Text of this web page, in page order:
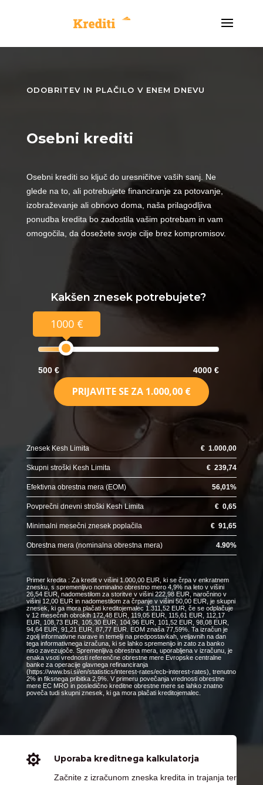
ODOBRITEV IN PLAČILO V ENEM DNEVU
Osebni krediti
Osebni krediti so ključ do uresničitve vaših sanj. Ne
glede na to, ali potrebujete financiranje za potovanje,
izobraževanje ali obnovo doma, naša prilagodljiva
ponudba kredita bo zadostila vašim potrebam in vam
omogočila, da dosežete svoje cilje brez kompromisov.
Kakšen znesek potrebujete?
1000 €
500 € 4000 €
PRIJAVITE SE ZA 1.000,00 €
Znesek Kesh Limita €1.000,00
Skupni stroški Kesh Limita €239,74
Efektivna obrestna mera (EOM) 56,01%
Povprečni dnevni stroški Kesh Limita €0,65
Minimalni mesečni znesek poplačila €91,65
Obrestna mera (nominalna obrestna mera) 4.90%
Primer kredita : Za kredit v višini 1.000,00 EUR, ki se črpa v enkratnem
znesku, s spremenljivo nominalno obrestno mero 4,9% na leto v višini
26,54 EUR, nadomestilom za storitve v višini 222,98 EUR, naročnino v
višini 12,00 EUR in nadomestilom za črpanje v višini 50,00 EUR, je skupni
znesek, ki ga mora plačati kreditojemalec 1.311,52 EUR, če se odplačuje
v 12 mesečnih obrokih 172,48 EUR, 119,05 EUR, 115,61 EUR, 112,17
EUR, 108,73 EUR, 105,30 EUR, 104,96 EUR, 101,52 EUR, 98,08 EUR,
94,64 EUR, 91,21 EUR, 87,77 EUR. EOM znaša 77,59%. Ta izračun je
zgolj informativne narave in temelji na predpostavkah, veljavnih na dan
tega informativnega izračuna, ki se lahko spremenijo in zato za banko
niso zavezujoče. Spremenljiva obrestna mera, uporabljena v izračunu, je
enaka vsoti vrednosti referenčne obrestne mere Evropske centralne
banke za operacije glavnega refinanciranja
(https://www.bsi.si/en/statistics/interest-rates/ecb-interest-rates), trenutno
2% in fiksnega pribitka 2,9%. V primeru povečanja vrednosti obrestne
mere EC MRO in posledično kreditne obrestne mere se lahko znatno
poveča tudi skupni znesek, ki ga mora plačati kreditojemalec.
 Uporaba kreditnega kalkulatorja
Začnite z izračunom zneska kredita in trajanja ter